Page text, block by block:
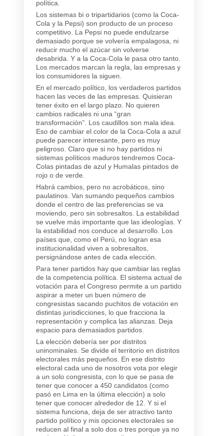
política.
Los sistemas bi o tripartidarios (como la Coca-
Cola y la Pepsi) son producto de un proceso
competitivo. La Pepsi no puede endulzarse
demasiado porque se volvería empalagosa, ni
reducir mucho el azúcar sin volverse
desabrida. Y a la Coca-Cola le pasa otro tanto.
Los mercados marcan la regla, las empresas y
los consumidores la siguen.
En el mercado político, los verdaderos partidos
hacen las veces de las empresas. Quisieran
tener éxito en el largo plazo. No quieren
cambios radicales ni una “gran
transformación”. Los caudillos son mala idea.
Eso de cambiar el color de la Coca-Cola a azul
puede parecer interesante, pero es muy
peligroso. Claro que si no hay partidos ni
sistemas políticos maduros tendremos Coca-
Colas pintadas de azul y Humalas pintados de
rojo o de verde.
Habrá cambios, pero no acrobáticos, sino
paulatinos. Van sumando pequeños cambios
donde el centro de las preferencias se va
moviendo, pero sin sobresaltos. La estabilidad
se vuelve más importante que las ideologías. Y
la estabilidad nos conduce al desarrollo. Los
países que, como el Perú, no logran esa
institucionalidad viven a sobresaltos,
persignándose antes de cada elección.
Para tener partidos hay que cambiar las reglas
de la competencia política. El sistema actual de
votación para el Congreso permite a un partido
aspirar a meter un buen número de
congresistas sacando puchitos de votación en
distintas jurisdicciones, lo que fracciona la
representación y complica las alianzas. Deja
espacio para demasiados partidos.
La elección debería ser por distritos
uninominales. Se divide el territorio en distritos
electorales más pequeños. En ese distrito
electoral cada uno de nosotros vota por elegir
a un solo congresista, con lo que se pasa de
tener que conocer a 450 candidatos (como
pasó en Lima en la última elección) a solo
tener que conocer alrededor de 12. Y si el
sistema funciona, deja de ser atractivo tanto
partido político y mis opciones electorales se
reducen al final a solo dos o tres porque ya no